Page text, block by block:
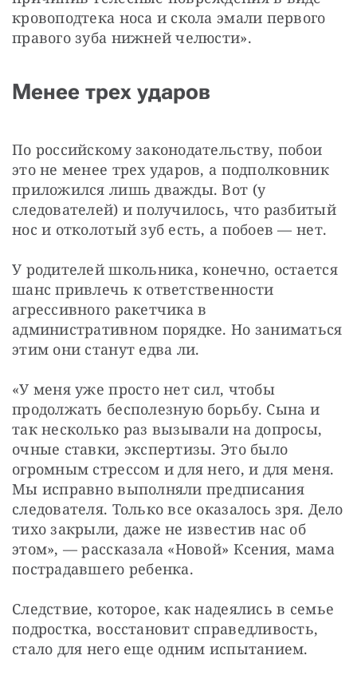
кровоподтека носа и скола эмали первого
правого зуба нижней челюсти».
Менее трех ударов
По российскому законодательству, побои
это не менее трех ударов, а подполковник
приложился лишь дважды. Вот (у
следователей) и получилось, что разбитый
нос и отколотый зуб есть, а побоев — нет.
У родителей школьника, конечно, остается
шанс привлечь к ответственности
агрессивного ракетчика в
административном порядке. Но заниматься
этим они станут едва ли.
«У меня уже просто нет сил, чтобы
продолжать бесполезную борьбу. Сына и
так несколько раз вызывали на допросы,
очные ставки, экспертизы. Это было
огромным стрессом и для него, и для меня.
Мы исправно выполняли предписания
следователя. Только все оказалось зря. Дело
тихо закрыли, даже не известив нас об
этом», — рассказала «Новой» Ксения, мама
пострадавшего ребенка.
Следствие, которое, как надеялись в семье
подростка, восстановит справедливость,
стало для него еще одним испытанием.